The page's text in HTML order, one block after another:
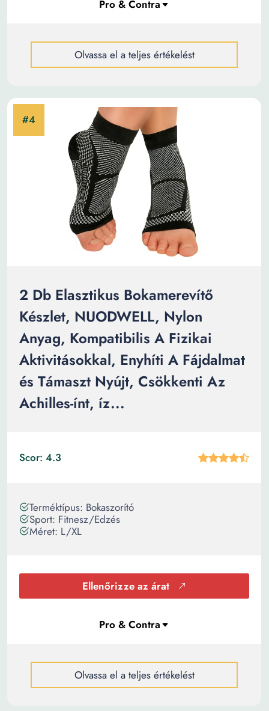
Olvassa el a teljes értékelést
2 Db Elasztikus Bokamerevítő
Készlet, NUODWELL, Nylon
Anyag, Kompatibilis A Fizikai
Aktivitásokkal, Enyhíti A Fájdalmat
és Támaszt Nyújt, Csökkenti Az
Achilles-ínt, íz...
Scor: 4.3
Terméktípus: Bokaszorító
Sport: Fitnesz/Edzés
Méret: L/XL
Ellenőrizze az árat
Olvassa el a teljes értékelést